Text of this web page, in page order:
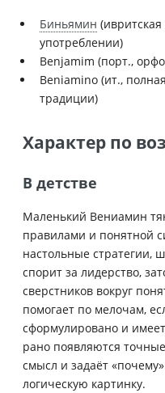
Биньямин
употреблении)
Benjamim (порт.,
Beniamino (ит.,
традиции)
Характер по
В детстве
Маленький Вениамин
правилами и понятной
настольные стратегии,
спорит за лидерство,
сверстников вокруг
помогает по мелочам,
сформулировано и
рано появляются
смысл и задаёт
логическую картинку.